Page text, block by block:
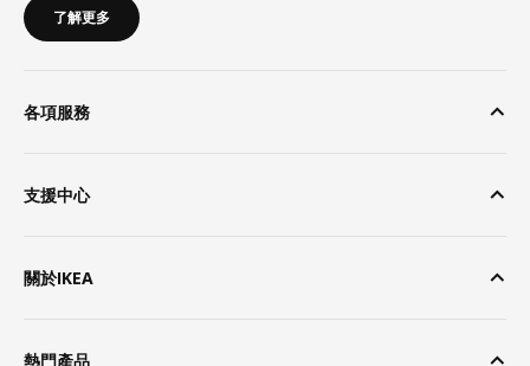
了解更多
各項服務
支援中心
關於IKEA
熱門產品